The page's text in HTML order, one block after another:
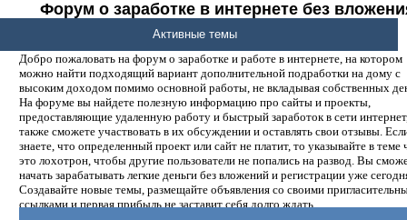
Форум о заработке в интернете без
денег.
Добро пожаловать на форум о заработке и работе в интернете, на котором
можно найти подходящий вариант дополнительной подработки на дому с
высоким доходом помимо основной работы, не вкладывая собственных
На форуме вы найдете полезную информацию про сайты и проекты,
предоставляющие удаленную работу и быстрый заработок в сети
также сможете участвовать в их обсуждении и оставлять свои отзывы.
знаете, что определенный проект или сайт не платит, то указывайте в теме
это лохотрон, чтобы другие пользователи не попались на развод. Вы
начать зарабатывать легкие деньги без вложений и регистрации уже
Создавайте новые темы, размещайте объявления со своими
ссылками и первая прибыль не заставит себя долго ждать.
Активные темы